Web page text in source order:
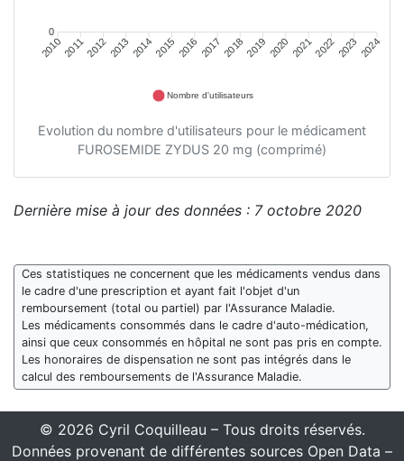
0
2010201120122013 20142015 2016 2017 20182019 2020 202120222023 2024
Nombre d'utilisateurs
Evolution du nombre d'utilisateurs pour le médicament
FUROSEMIDE ZYDUS 20 mg (comprimé)
Dernière mise à jour des données : 7 octobre 2020
Ces statistiques ne concernent que les médicaments vendus dans
le cadre d'une prescription et ayant fait l'objet d'un
remboursement (total ou partiel) par l'Assurance Maladie.
Les médicaments consommés dans le cadre d'auto-médication,
ainsi que ceux consommés en hôpital ne sont pas pris en compte.
Les honoraires de dispensation ne sont pas intégrés dans le
calcul des remboursements de l'Assurance Maladie.
© 2026 Cyril Coquilleau – Tous droits réservés.
Données provenant de différentes sources Open Data –